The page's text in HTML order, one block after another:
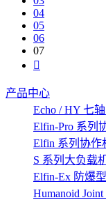
04
05
06
07
产品中心
Echo / HY 七
Elfin-Pro 系列
Elfin 系列协作
S 系列大负载
Elfin-Ex 防爆
Humanoid